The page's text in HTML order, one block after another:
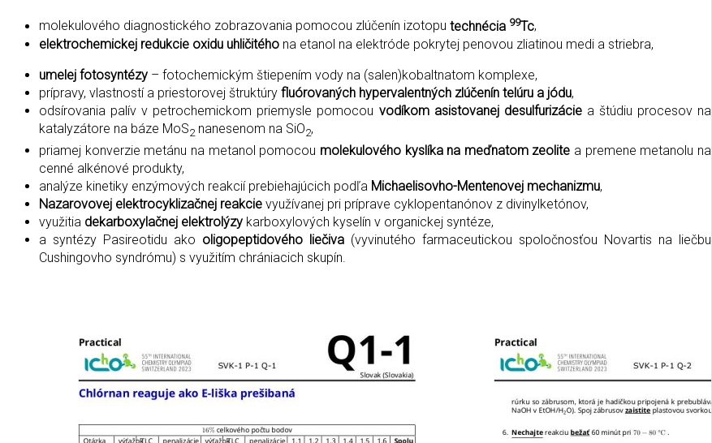
molekulového diagnostického zobrazovania pomocou zlúčenín izotopu technécia 99Tc,
elektrochemickej redukcie oxidu uhličitého na etanol na elektróde pokrytej penovou zliatinou medi a striebra,
umelej fotosyntézy – fotochemickým štiepením vody na (salen)kobaltnatom komplexe,
prípravy, vlastností a priestorovej štruktúry fluórovaných hypervalentných zlúčenín telúru a jódu,
odsírovania palív v petrochemickom priemysle pomocou vodíkom asistovanej desulfurizáciea štúdiu procesov na
katalyzátore na báze MoS2 nanesenom na SiO2,
priamej konverzie metánu na metanol pomocou molekulového kyslíka na meďnatom zeolite a premene metanolu na
cenné alkénové produkty,
analýze kinetiky enzýmových reakcií prebiehajúcich podľa Michaelisovho-Mentenovej mechanizmu,
Nazarovovej elektrocyklizačnej reakcie využívanej pri príprave cyklopentanónov z divinylketónov,
využitia dekarboxylačnej elektrolýzy karboxylových kyselín v organickej syntéze,
a syntézy Pasireotidu ako oligopeptidového liečiva (vyvinutého farmaceutickou spoločnosťou Novartis na liečbu
Cushingovho syndrómu) s využitím chrániacich skupín.